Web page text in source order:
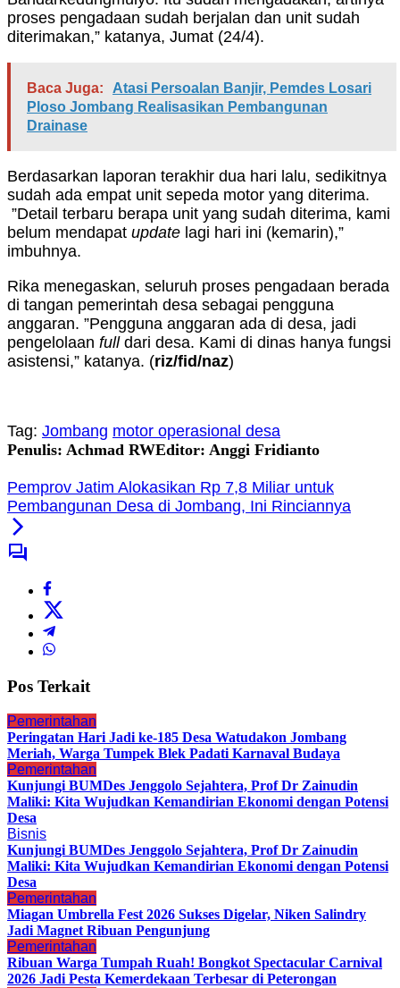
proses pengadaan sudah berjalan dan unit sudah
diterimakan,” katanya, Jumat (24/4).
Baca Juga:
Atasi Persoalan Banjir, Pemdes Losari
Ploso Jombang Realisasikan Pembangunan
Drainase
Berdasarkan laporan terakhir dua hari lalu, sedikitnya
sudah ada empat unit sepeda motor yang diterima.
”Detail terbaru berapa unit yang sudah diterima, kami
belum mendapat update lagi hari ini (kemarin),”
imbuhnya.
Rika menegaskan, seluruh proses pengadaan berada
di tangan pemerintah desa sebagai pengguna
anggaran. ”Pengguna anggaran ada di desa, jadi
pengelolaan fulldari desa. Kami di dinas hanya fungsi
asistensi,” katanya. (riz/fid/naz)
Tag: Jombang motor operasional desa
Penulis: Achmad RWEditor: Anggi Fridianto
Pemprov Jatim Alokasikan Rp 7,8 Miliar untuk
Pembangunan Desa di Jombang, Ini Rinciannya
Pos Terkait
Pemerintahan
Peringatan Hari Jadi ke-185 Desa Watudakon Jombang
Meriah, Warga Tumpek Blek Padati Karnaval Budaya
Pemerintahan
Kunjungi BUMDes Jenggolo Sejahtera, Prof Dr Zainudin
Maliki: Kita Wujudkan Kemandirian Ekonomi dengan Potensi
Desa
Bisnis
Kunjungi BUMDes Jenggolo Sejahtera, Prof Dr Zainudin
Maliki: Kita Wujudkan Kemandirian Ekonomi dengan Potensi
Desa
Pemerintahan
Miagan Umbrella Fest 2026 Sukses Digelar, Niken Salindry
Jadi Magnet Ribuan Pengunjung
Pemerintahan
Ribuan Warga Tumpah Ruah! Bongkot Spectacular Carnival
2026 Jadi Pesta Kemerdekaan Terbesar di Peterongan